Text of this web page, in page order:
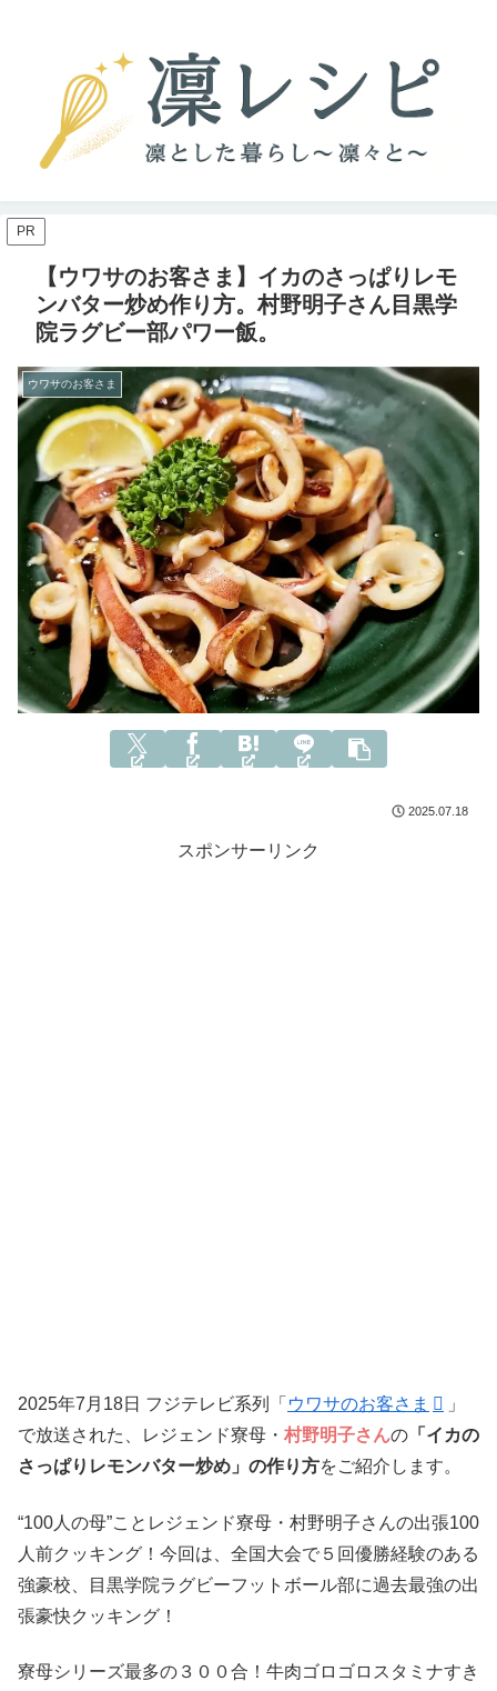
PR
【ウワサのお客さま】イカのさっぱりレモ
ンバター炒め作り方。村野明子さん目黒学
院ラグビー部パワー飯。
ウワサのお客さま
2025.07.18
スポンサーリンク
2025年7月18日 フジテレビ系列「 ウワサのお客さま
」
で放送された、レジェンド寮母・ 村野明子さんの 「イカの
さっぱりレモンバター炒め」の作り方をご紹介します。
“100人の母”ことレジェンド寮母・村野明子さんの出張100
人前クッキング！今回は、全国大会で５回優勝経験のある
強豪校、目黒学院ラグビーフットボール部に過去最強の出
張豪快クッキング！
寮母シリーズ最多の３００合！牛肉ゴロゴロスタミナすき